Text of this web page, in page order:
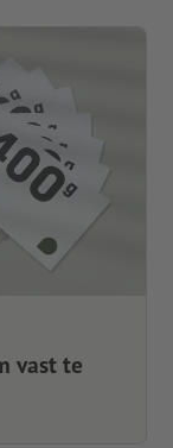
vast te